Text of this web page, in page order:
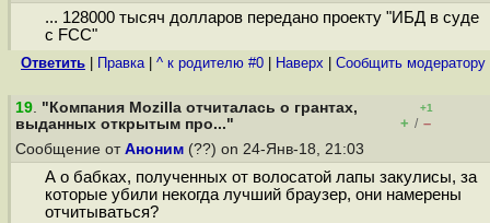
... 128000 тысяч долларов передано проекту "ИБД в суде
с FCC"
Ответить Правка| ^ к родителю #0 Наверх Cообщить модератору
19. "Компания Mozilla отчиталась о грантах,
выданных открытым про..."
+1
+ / –
Сообщение от Аноним (??) on 24-Янв-18, 21:03
А о бабках, полученных от волосатой лапы закулисы, за
которые убили некогда лучший браузер, они намерены
отчитываться?